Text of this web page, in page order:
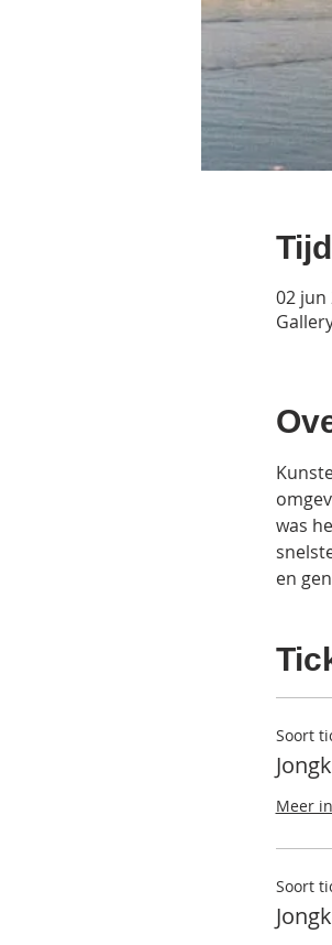
02 jun
was
en
Soort
Meer
Soort